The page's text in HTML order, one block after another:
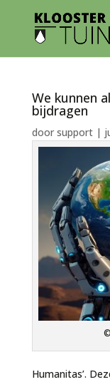
We kunnen
bijdragen
door support|
Humanitas’.